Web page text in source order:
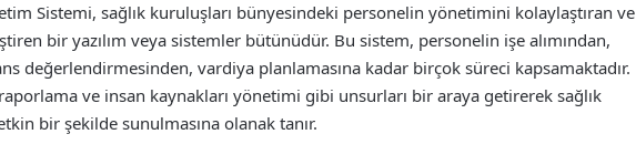
Sistemi, sağlık kuruluşları bünyesindeki personelin yönetimini kolaylaştıran ve
bir yazılım veya sistemler bütünüdür. Bu sistem, personelin işe alımından,
değerlendirmesinden, vardiya planlamasına kadar birçok süreci kapsamaktadır.
ve insan kaynakları yönetimi gibi unsurları bir araya getirerek sağlık
bir şekilde sunulmasına olanak tanır.